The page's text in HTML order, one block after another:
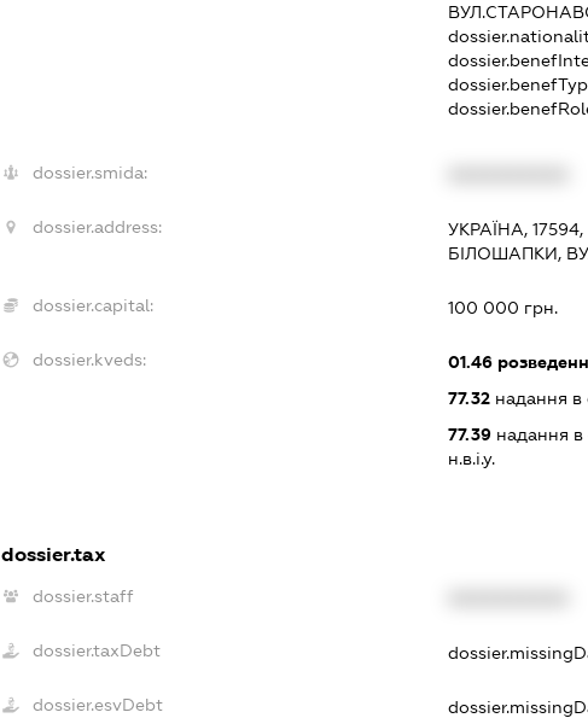
dossier.smida:
dossier.address:
УКРАЇНА,
БІЛОШАПКИ,
dossier.capital: 100 000 грн.
dossier.kveds: 01.46
77.32 надання в
77.39 надання в
н.в.і.у.
dossier.tax
dossier.staff
dossier.taxDebt
dossier.esvDebt